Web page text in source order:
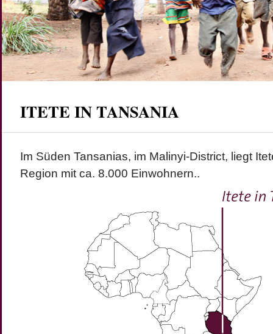
ITETE IN TANSANIA
Im Süden Tansanias, im Malinyi-District, liegt
Region mit ca. 8.000 Einwohnern..